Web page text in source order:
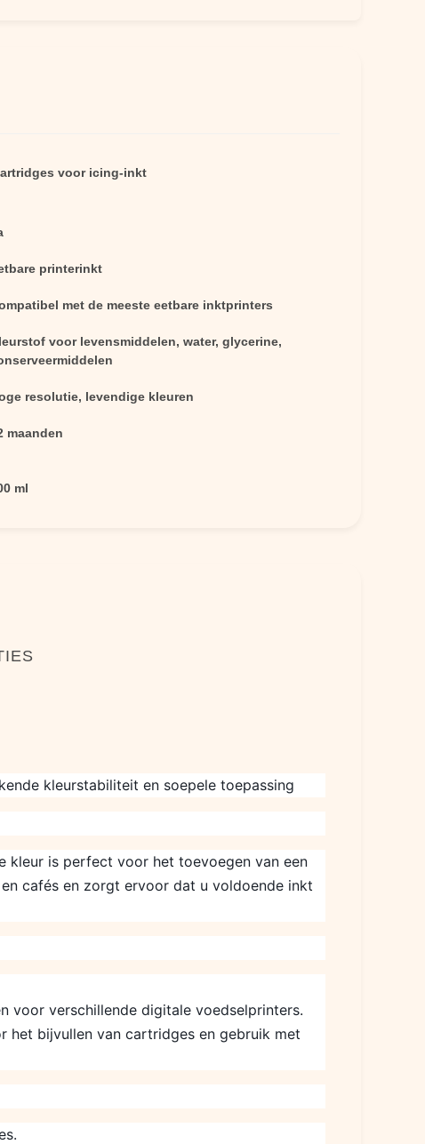
voor icing-inkt
printerinkt
met de meeste eetbare inktprinters
voor levensmiddelen, water, glycerine,
resolutie, levendige kleuren
maanden
ml
kleurstabiliteit en soepele toepassing
kleur is perfect voor het toevoegen van een
cafés en zorgt ervoor dat u voldoende inkt
voor verschillende digitale voedselprinters.
het bijvullen van cartridges en gebruik met